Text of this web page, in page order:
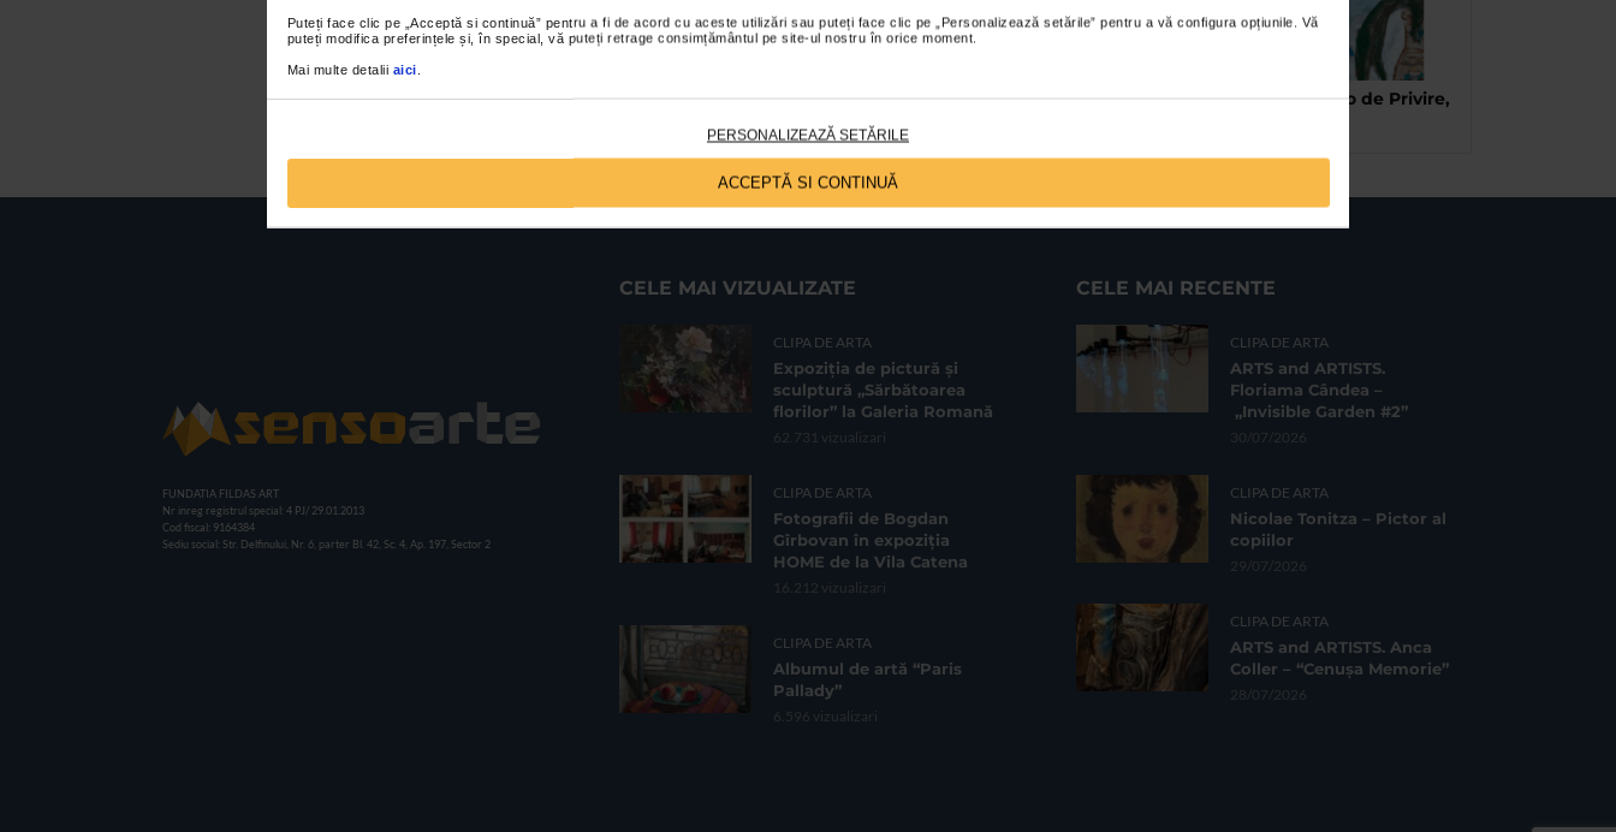
Puteți face clic pe „Acceptă si continuă” pentru a fi de acord cu aceste utilizări sau puteți face clic pe „Personalizează setările” pentru a vă configura opțiunile. Vă
puteți modifica preferințele și, în special, vă puteți retrage consimțământul pe site-ul nostru în orice moment.
Mai multe detalii aici
PERSONALIZEAZĂ SETĂRILE
ACCEPTĂ SI CONTINUĂ
Nicolae TONITZA. Dincolo de Privire,
FUNDATIA FILDAS ART
Nr inreg registrul special: 4 PJ/ 29.01.2013
Cod fiscal: 9164384
Sediu social: Str. Delfinului, Nr. 6, parter Bl. 42, Sc. 4, Ap. 197, Sector 2
CELE MAI VIZUALIZATE
CLIPA DE ARTA
Expoziția de pictură și
sculptură „Sărbătoarea
florilor” la Galeria Romană
62.731 vizualizari
CLIPA DE ARTA
Fotografii de Bogdan
Gîrbovan în expoziția
HOME de la Vila Catena
16.212 vizualizari
CLIPA DE ARTA
Albumul de artă “Paris
Pallady”
6.596 vizualizari
CELE MAI RECENTE
CLIPA DE ARTA
ARTS and ARTISTS.
Floriama Cândea –
„Invisible Garden #2”
30/07/2026
CLIPA DE ARTA
Nicolae Tonitza – Pictor al
copiilor
29/07/2026
CLIPA DE ARTA
ARTS and ARTISTS. Anca
Coller – “Cenușa Memorie”
28/07/2026